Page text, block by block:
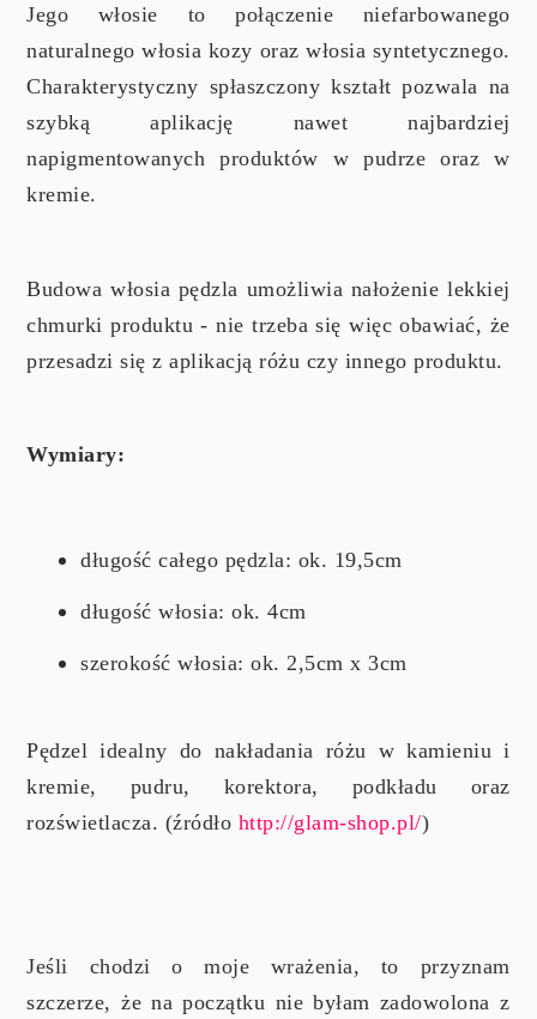
Jego włosie to połączenie niefarbowanego
naturalnego włosia kozy oraz włosia syntetycznego.
Charakterystyczny spłaszczony kształt pozwala na
szybką aplikację nawet najbardziej
napigmentowanych produktów w pudrze oraz w
kremie.
Budowa włosia pędzla umożliwia nałożenie lekkiej
chmurki produktu - nie trzeba się więc obawiać, że
przesadzi się z aplikacją różu czy innego produktu.
Wymiary:
długość całego pędzla: ok. 19,5cm
długość włosia: ok. 4cm
szerokość włosia: ok. 2,5cm x 3cm
Pędzel idealny do nakładania różu w kamieniu i
kremie, pudru, korektora, podkładu oraz
rozświetlacza. (źródło http://glam-shop.pl/)
Jeśli chodzi o moje wrażenia, to przyznam
szczerze, że na początku nie byłam zadowolona z